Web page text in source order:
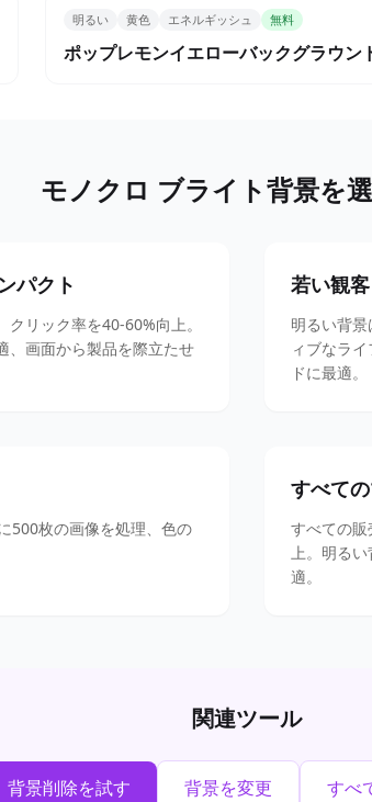
明るい 黄色 エネルギッシュ 無料
ポップレモンイエローバックグラウン
モノクロ ブライト背景を
パクト
リック率を40-60%向上。
、画面から製品を際立たせ
若い観
明るい背
ィブなラ
ドに最適。
500枚の画像を処理、色の
すべて
すべての
上。明る
適。
関連ツール
背景削除を試す 背景を変更 すべ